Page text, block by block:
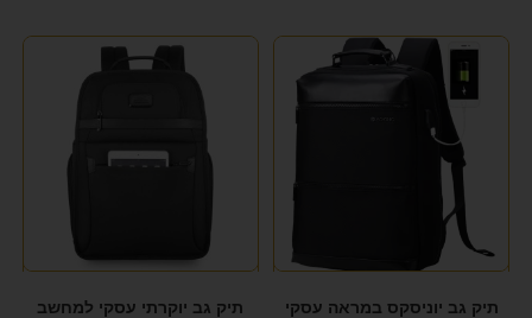
תיק גב יוניסקס במראה עסקי
תיק גב יוקרתי עסקי למחשב